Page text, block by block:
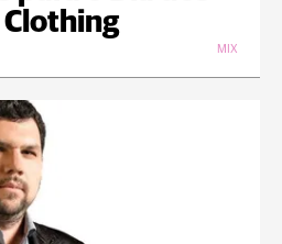
Clothing
MIX